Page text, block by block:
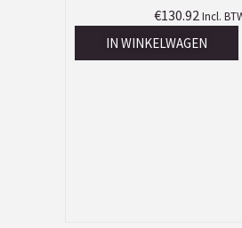
€130.92 Incl.
IN WINKELWAGEN